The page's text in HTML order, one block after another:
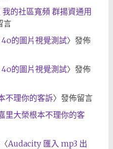
的社區寬頻 群揚資通用
言
的圖片視覺測試〉發佈
的圖片視覺測試〉發佈
不理你的客訴〉發佈留言
里大榮根本不理你的客
Audacity 匯入 mp3 出